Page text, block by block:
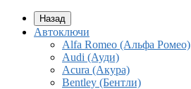
Назад
Автоключи
Alfa Romeo (Альфа Ромео)
Audi (Ауди)
Acura (Акура)
Bentley (Бентли)